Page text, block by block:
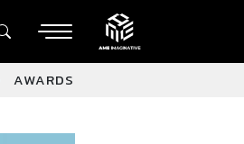
AWARDS